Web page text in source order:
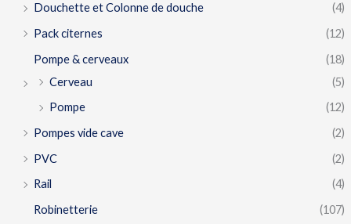
Douchette et Colonne de douche
(4)
Pack citernes
(12)
Pompe & cerveaux
(18)
Cerveau
(5)
Pompe
(12)
Pompes vide cave
(2)
PVC
(2)
Rail
(4)
Robinetterie
(107)